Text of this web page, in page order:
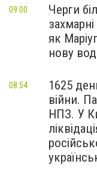
Черги
як
нову
09:00
1625
війни.
НПЗ. У
08:54